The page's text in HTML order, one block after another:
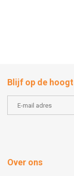
Blijf op de
Over ons